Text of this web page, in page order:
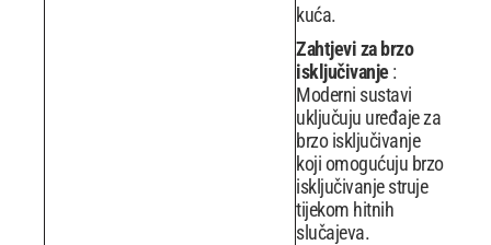
kuća.
Zahtjevi za brzo
isključivanje :
Moderni sustavi
uključuju uređaje za
brzo isključivanje
koji omogućuju brzo
isključivanje struje
tijekom hitnih
slučajeva.